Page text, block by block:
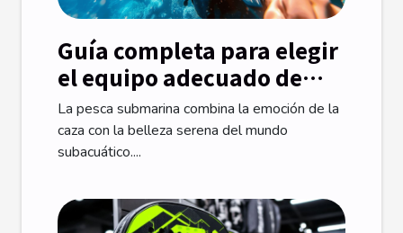
Guía completa para elegir
el equipo adecuado de
pesca submarina
La pesca submarina combina la emoción de la
caza con la belleza serena del mundo
subacuático....